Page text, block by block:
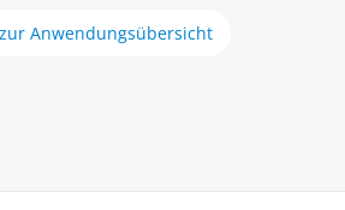
Anwendungsübersicht